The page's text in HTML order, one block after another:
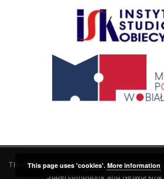
This service runs onDInGO dLibra 6.3.21
Supercomputing and Networking
This page uses 'cookies'. More information